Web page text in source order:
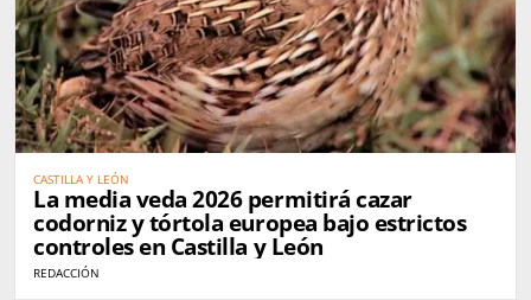
CASTILLA Y LEÓN
La media veda 2026 permitirá cazar
codorniz y tórtola europea bajo estrictos
controles en Castilla y León
REDACCIÓN